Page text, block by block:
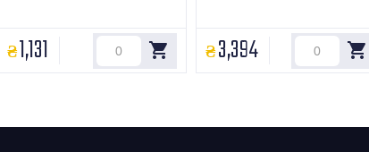
1,131 3,394